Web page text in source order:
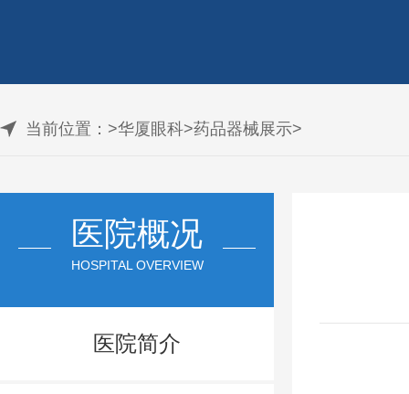
当前位置： >华厦眼科>药品器械展示>
医院概况
HOSPITAL OVERVIEW
医院简介